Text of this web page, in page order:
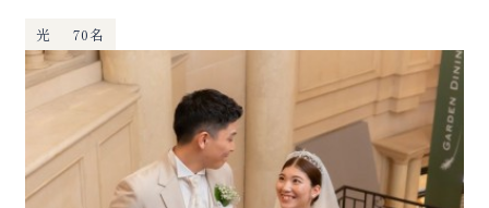
光 70名